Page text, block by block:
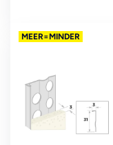
MEER=MINDER